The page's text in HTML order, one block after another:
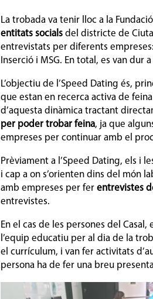
La trobada va tenir lloc a la
entitats socials del districte de
entrevistats per diferents
Inserció i MSG. En total, es van
L’objectiu de l’Speed Dating és,
que estan en recerca activa de
d’aquesta dinàmica tractant
per poder trobar feina, ja que
empreses per continuar amb el
Prèviament a l’Speed Dating, els i
i cap a on s’orienten dins del món
amb empreses per ferentrevistes
entrevistes.
En el cas de les persones del
l’equip educatiu per al dia de la
el currículum, i van fer activitats
persona ha de fer una breu